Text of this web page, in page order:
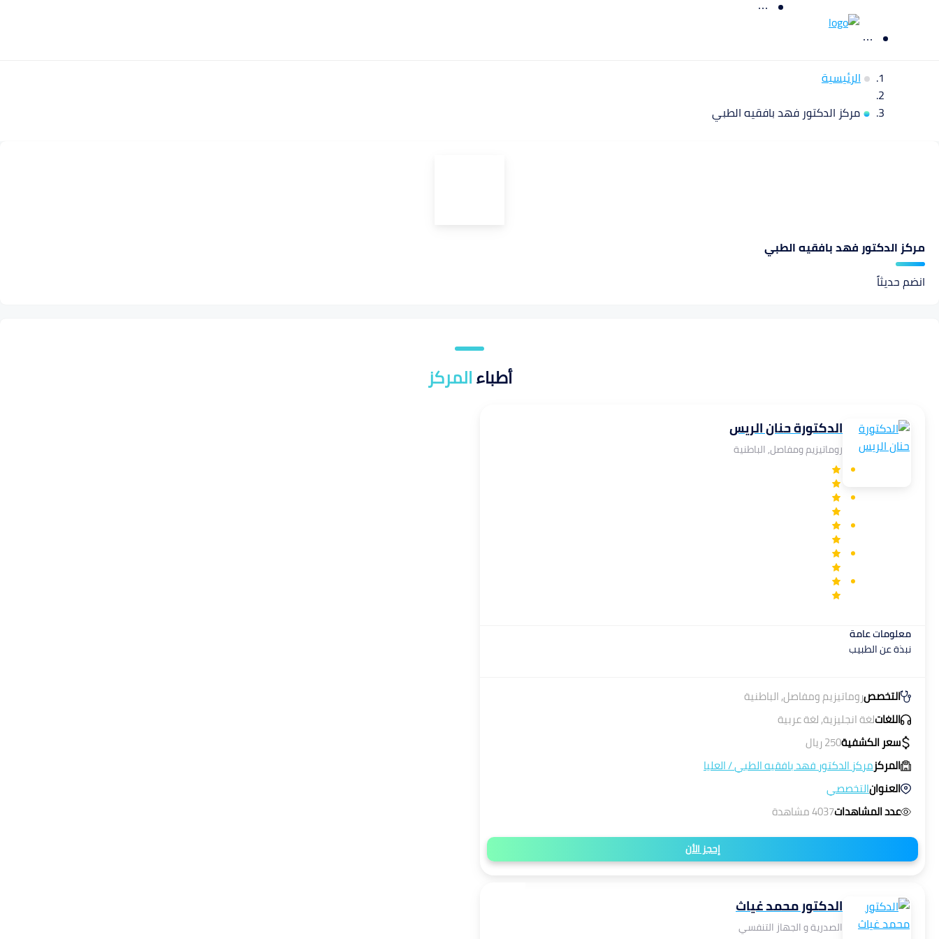
الرئيسية
مركز الدكتور فهد بافقيه الطبي
مركز الدكتور فهد بافقيه الطبي
انضم حديثاً
أطباءالمركز
الدكتورة حنان الريس
روماتيزيم ومفاصل, الباطنية
معلومات عامة
نبذة عن الطبيب
التخصصروماتيزيم ومفاصل, الباطنية
اللغاتلغة انجليزية, لغة عربية
سعر الكشفية250ريال
المركزمركز الدكتور فهد بافقيه الطبي/العليا
العنوانالتخصصي
عدد المشاهدات4037 مشاهدة
إحجز الأن
الدكتور محمد غياث
الصدرية و الجهاز التنفسي